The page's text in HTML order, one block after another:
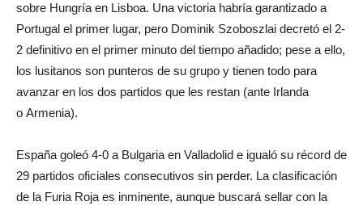
sobre Hungría en Lisboa. Una victoria habría garantizado a
Portugal el primer lugar, pero Dominik Szoboszlai decretó el 2-
2 definitivo en el primer minuto del tiempo añadido; pese a ello,
los lusitanos son punteros de su grupo y tienen todo para
avanzar en los dos partidos que les restan (ante Irlanda
o Armenia).
España goleó 4-0 a Bulgaria en Valladolid e igualó su récord de
29 partidos oficiales consecutivos sin perder. La clasificación
de la Furia Roja es inminente, aunque buscará sellar con la